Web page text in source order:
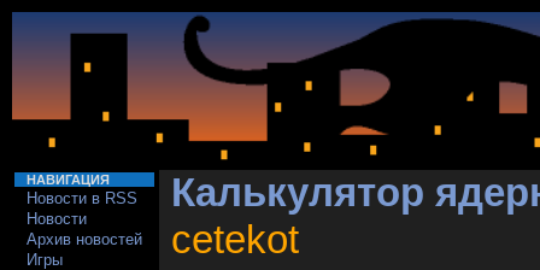
НАВИГАЦИЯ
Новости в RSS
Новости
Архив новостей
Игры
Калькулятор
cetekot